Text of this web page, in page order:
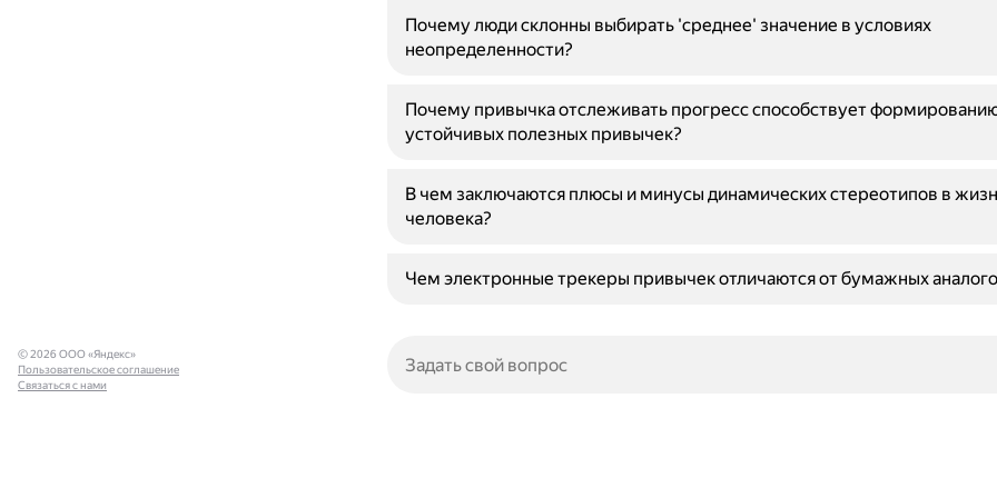
Почему люди склонны выбирать 'среднее' значение в условиях
неопределенности?
Почему привычка отслеживать прогресс способствует
устойчивых полезных привычек?
В чем заключаются плюсы и минусы динамических стереотипов в
человека?
Чем электронные трекеры привычек отличаются от бумажных
© 2026 ООО «Яндекс»
Пользовательское соглашение
Связаться с нами